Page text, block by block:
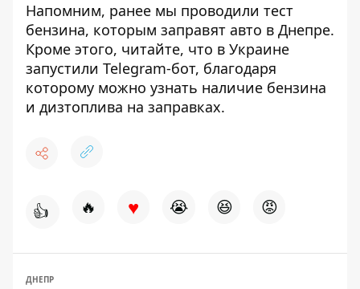
Напомним, ранее мы проводили тест
бензина, которым заправят авто в Днепре.
Кроме этого, читайте, что в Украине
запустили Telegram-бот, благодаря
которому можно узнать наличие бензина
и дизтоплива на заправках.
👍 🔥 ♥ 😭 😆 😡
ДНЕПР